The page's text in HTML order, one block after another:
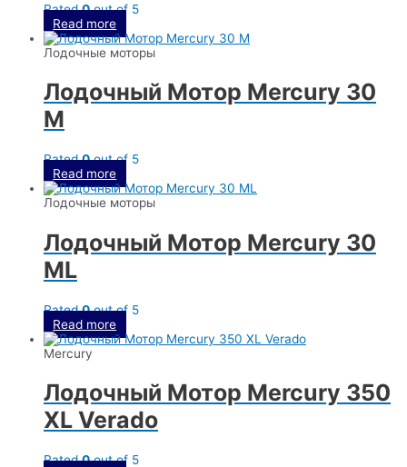
Rated0out of 5
Read more
Лодочные моторы
Лодочный Мотор Mercury 30
M
Rated0out of 5
Read more
Лодочные моторы
Лодочный Мотор Mercury 30
ML
Rated0out of 5
Read more
Mercury
Лодочный Мотор Mercury 350
XL Verado
Rated0out of 5